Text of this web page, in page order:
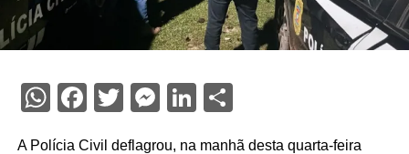
WhatsApp
Facebook
Twitter
Messenger
LinkedIn
Share
A Polícia Civil deflagrou, na manhã desta quarta-feira